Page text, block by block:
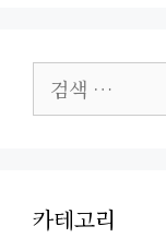
색:
카테고리